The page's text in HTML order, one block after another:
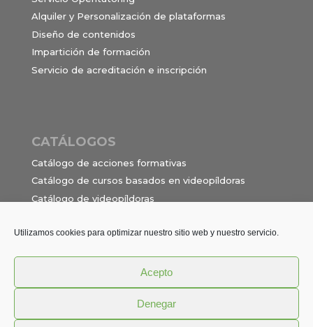
Utilizamos cookies para optimizar nuestro sitio web y nuestro servicio.
Acepto
Denegar
Alquiler y Personalización de plataformas
Diseño de contenidos
Impartición de formación
Servicio de acreditación e inscripción
CATÁLOGOS
Catálogo de acciones formativas
Catálogo de cursos basados en videopíldoras
Catálogo de videopíldoras
formación en alternancia
Política de privacidad
Términos y Condiciones
Aviso Legal
Cookies